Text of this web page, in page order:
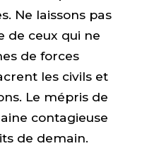
Ne laissons pas
de ceux qui ne
de forces
les civils et
Le mépris de
contagieuse
de demain.